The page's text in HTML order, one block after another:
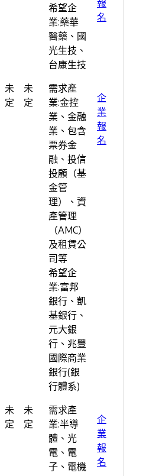
希望企
業:藥華
醫藥、國
光生技、
台康生技
報
名
未
定
未
定
需求產
業:金控
業、金融
業、包含
票券金
融、投信
投顧（基
金管
理）、資
產管理
（AMC）
及租賃公
司等
希望企
業:富邦
銀行、凱
基銀行、
元大銀
行、兆豐
國際商業
銀行(銀
行體系)
企
業
報
名
未
定
未
定
需求產
業:半導
體、光
電、電
子、電機
企
業
報
名